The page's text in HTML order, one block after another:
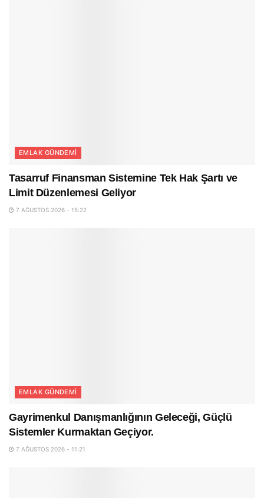
EMLAK GÜNDEMI
Tasarruf Finansman Sistemine Tek Hak Şartı ve
Limit Düzenlemesi Geliyor
7 AĞUSTOS 2026 - 15:22
EMLAK GÜNDEMI
Gayrimenkul Danışmanlığının Geleceği, Güçlü
Sistemler Kurmaktan Geçiyor.
7 AĞUSTOS 2026 - 11:21